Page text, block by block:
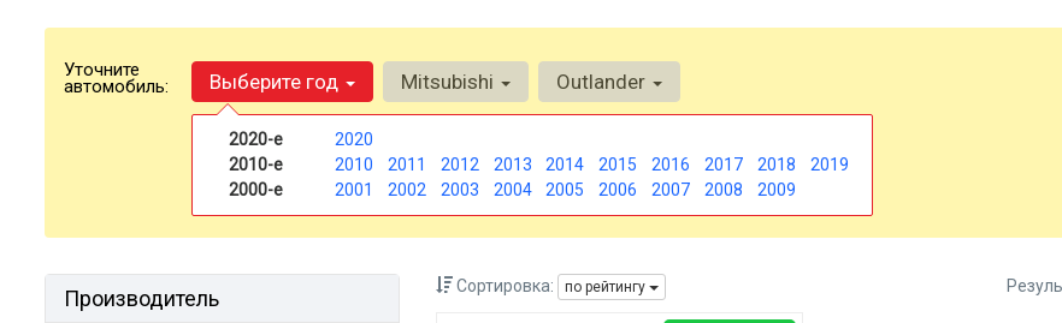
Уточните
автомобиль: Выберите год
2020-е
2020
2010-е
2010 2011 2012 2013 2014 2015 2016 2017 2018
2019
2000-е
2001 2002 2003 2004 2005 2006 2007 2008 2009
Mitsubishi Outlander
Производитель Сортировка: по рейтингу